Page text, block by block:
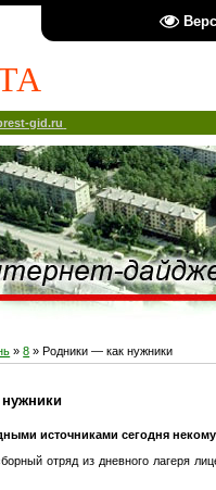
gid.ru
» 8 » Родники — как нужники
источниками сегодня
отряд из дневного лагеря